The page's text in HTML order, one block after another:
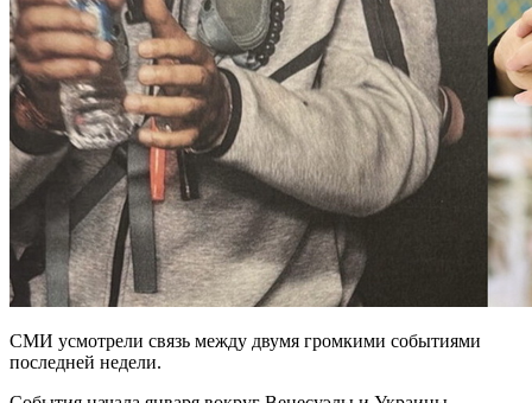
СМИ усмотрели связь между двумя громкими событиями
последней недели.